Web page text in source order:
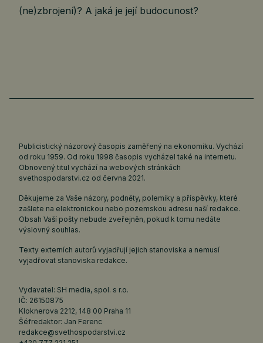
(ne)zbrojení)? A jaká je její budocunost?
Publicistický názorový časopis zaměřený na ekonomiku. Vychází
od roku 1959. Od roku 1998 časopis vycházel také na internetu.
Obnovený titul vychází na webových stránkách
svethospodarstvi.cz od června 2021.
Děkujeme za Vaše názory, podněty, polemiky a příspěvky, které
zašlete na elektronickou nebo pozemskou adresu naší redakce.
Obsah Vaší pošty nebude zveřejněn, pokud k tomu nedáte
výslovný souhlas.
Texty externích autorů vyjadřují jejich stanoviska a nemusí
vyjadřovat stanoviska redakce.
Vydavatel: SH media, spol. s r.o.
IČ: 26150875
Kloknerova 2212, 148 00 Praha 11
Šéfredaktor: Jan Ferenc
redakce@svethospodarstvi.cz